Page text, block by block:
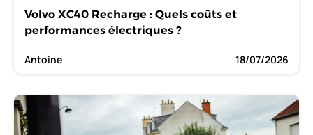
Volvo XC40 Recharge : Quels coûts et
performances électriques ?
Antoine 18/07/2026